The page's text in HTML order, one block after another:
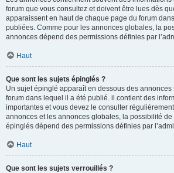
forum que vous consultez et doivent être lues dès
apparaissent en haut de chaque page du forum
publiées. Comme pour les annonces globales, la
annonces dépend des permissions définies par
Haut
Que sont les sujets épinglés ?
Un sujet épinglé apparaît en dessous des
forum dans lequel il a été publié. il contient des
importantes et vous devez le consulter
annonces et les annonces globales, la possibilité
épinglés dépend des permissions définies par
Haut
Que sont les sujets verrouillés ?